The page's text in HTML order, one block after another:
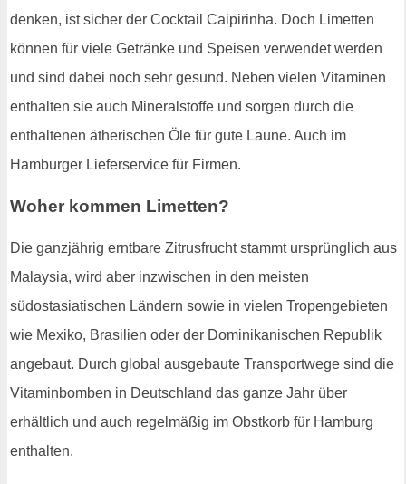
denken, ist sicher der Cocktail Caipirinha. Doch Limetten
können für viele Getränke und Speisen verwendet werden
und sind dabei noch sehr gesund. Neben vielen Vitaminen
enthalten sie auch Mineralstoffe und sorgen durch die
enthaltenen ätherischen Öle für gute Laune. Auch im
Hamburger Lieferservice für Firmen.
Woher kommen Limetten?
Die ganzjährig erntbare Zitrusfrucht stammt ursprünglich aus
Malaysia, wird aber inzwischen in den meisten
südostasiatischen Ländern sowie in vielen Tropengebieten
wie Mexiko, Brasilien oder der Dominikanischen Republik
angebaut. Durch global ausgebaute Transportwege sind die
Vitaminbomben in Deutschland das ganze Jahr über
erhältlich und auch regelmäßig im Obstkorb für Hamburg
enthalten.